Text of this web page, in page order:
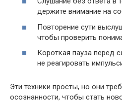
держите внимание на
Повторение сути
чтобы проверить
Короткая пауза перед
не реагировать
Эти техники просты, но они
осознанности, чтобы стать